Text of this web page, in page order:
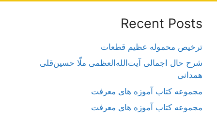
Recent Posts
ترخیص محموله عظیم قطعات
شرح حال اجمالی آیت‌الله‌العظمی ملّا حسین‌قلی
همدانی
مجموعه کتاب آموزه های معرفت
مجموعه کتاب آموزه های معرفت